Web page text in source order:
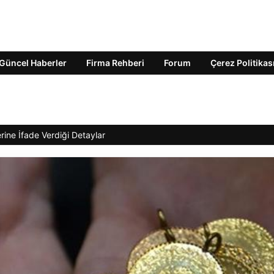
Haberler Firma Rehberi Forum Çerez